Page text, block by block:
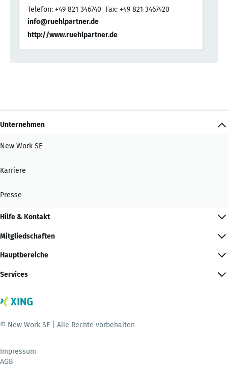
Telefon: +49 821 346740 Fax: +49 821 3467420
info@ruehlpartner.de
http://www.ruehlpartner.de
Unternehmen
New Work SE
Karriere
Presse
Hilfe & Kontakt
Mitgliedschaften
Hauptbereiche
Services
© New Work SE | Alle Rechte vorbehalten
Impressum
AGB